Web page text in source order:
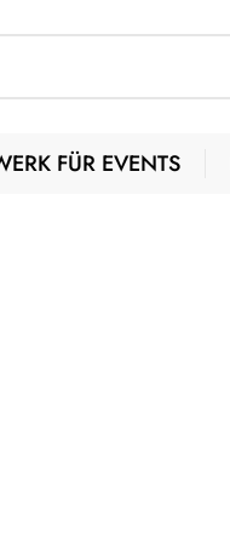
FÜR EVENTS